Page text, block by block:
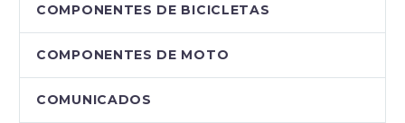
COMPONENTES DE BICICLETAS
COMPONENTES DE MOTO
COMUNICADOS